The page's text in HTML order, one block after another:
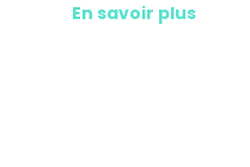
En savoir plus